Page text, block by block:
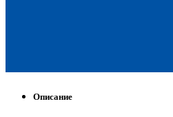
Описание